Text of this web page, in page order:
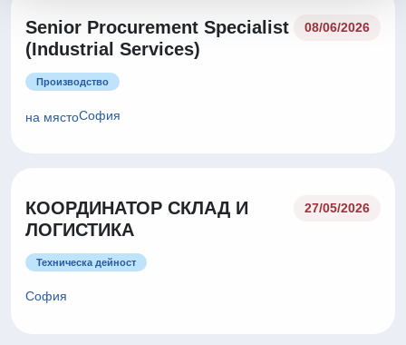
Senior Procurement Specialist
(Industrial Services)
08/06/2026
Производство
на мястоСофия
КООРДИНАТОР СКЛАД И
ЛОГИСТИКА
27/05/2026
Техническа дейност
София